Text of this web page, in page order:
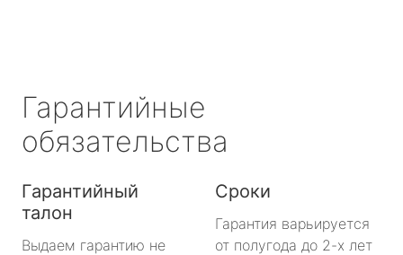
Гарантийные
обязательства
Гарантийный
талон
Выдаем гарантию не
Сроки
Гарантия варьируется
от полугода до 2-х лет